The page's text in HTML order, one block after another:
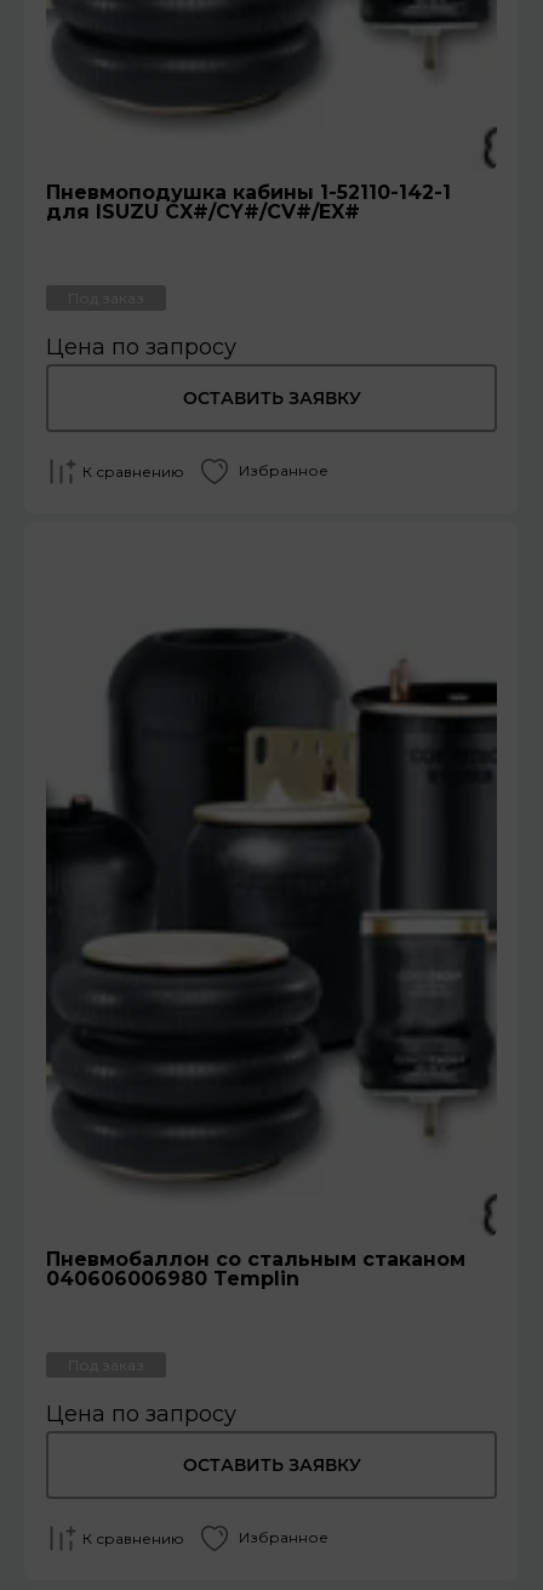
Пневмоподушка кабины 1-52110-142-1
для ISUZU CX#/CY#/CV#/EX#
Цена по запросу
ОСТАВИТЬ ЗАЯВКУ
К сравнению Избранное
Пневмобаллон со стальным стаканом
040606006980 Templin
Цена по запросу
ОСТАВИТЬ ЗАЯВКУ
К сравнению Избранное